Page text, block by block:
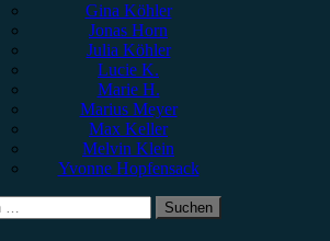
Gina Köhler
Jonas Horn
Julia Köhler
Lucie K.
Marie H.
Marius Meyer
Max Keller
Melvin Klein
Yvonne Hopfensack